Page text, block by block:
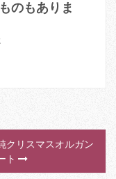
のもありま
クリスマスオルガン
ト